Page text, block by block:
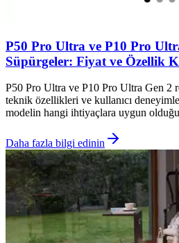
P50 Pro Ultra ve P10 Pro
Süpürgeler: Fiyat ve Özellik
P50 Pro Ultra ve P10 Pro Ultra Gen 2
teknik özellikleri ve kullanıcı
modelin hangi ihtiyaçlara uygun
Daha fazla bilgi edinin